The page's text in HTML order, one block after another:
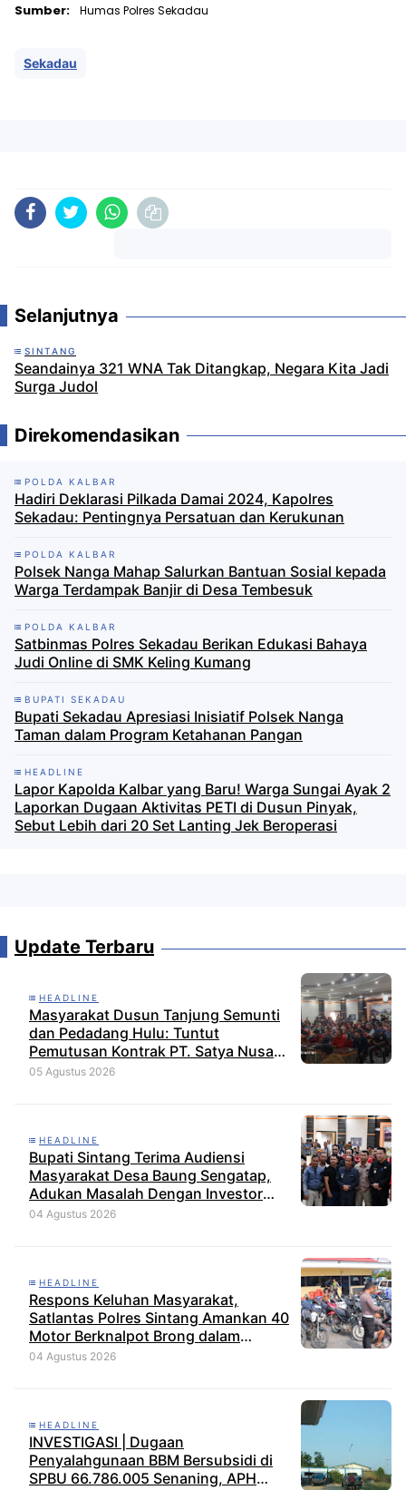
Sumber: Humas Polres Sekadau
Sekadau
Selanjutnya
SINTANG
Seandainya 321 WNA Tak Ditangkap, Negara Kita Jadi
Surga Judol
Direkomendasikan
POLDA KALBAR
Hadiri Deklarasi Pilkada Damai 2024, Kapolres
Sekadau: Pentingnya Persatuan dan Kerukunan
POLDA KALBAR
Polsek Nanga Mahap Salurkan Bantuan Sosial kepada
Warga Terdampak Banjir di Desa Tembesuk
POLDA KALBAR
Satbinmas Polres Sekadau Berikan Edukasi Bahaya
Judi Online di SMK Keling Kumang
BUPATI SEKADAU
Bupati Sekadau Apresiasi Inisiatif Polsek Nanga
Taman dalam Program Ketahanan Pangan
HEADLINE
Lapor Kapolda Kalbar yang Baru! Warga Sungai Ayak 2
Laporkan Dugaan Aktivitas PETI di Dusun Pinyak,
Sebut Lebih dari 20 Set Lanting Jek Beroperasi
Update Terbaru
HEADLINE
Masyarakat Dusun Tanjung Semunti
dan Pedadang Hulu: Tuntut
Pemutusan Kontrak PT. Satya Nusa
Indah Perkasa
05 Agustus 2026
HEADLINE
Bupati Sintang Terima Audiensi
Masyarakat Desa Baung Sengatap,
Adukan Masalah Dengan Investor
Perkebunan
04 Agustus 2026
HEADLINE
Respons Keluhan Masyarakat,
Satlantas Polres Sintang Amankan 40
Motor Berknalpot Brong dalam
Strong Point Pagi
04 Agustus 2026
HEADLINE
INVESTIGASI | Dugaan
Penyalahgunaan BBM Bersubsidi di
SPBU 66.786.005 Senaning, APH